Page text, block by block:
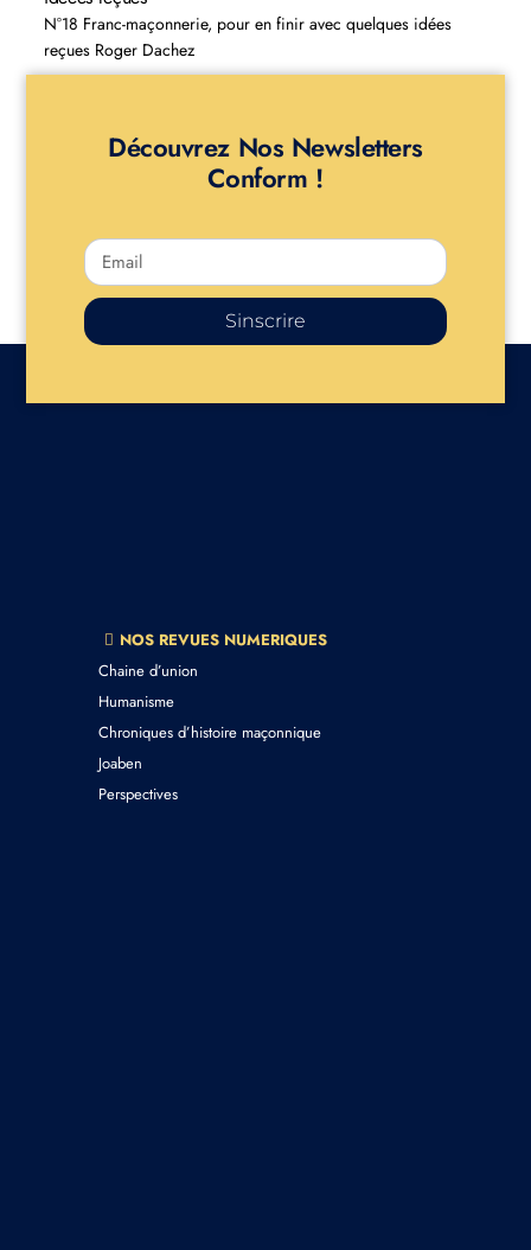
N°18 Franc-maçonnerie, pour en finir avec quelques idées
reçues Roger Dachez
Découvrez Nos Newsletters
Conform !
Sinscrire
NOS REVUES NUMERIQUES
Chaine d’union
Humanisme
Chroniques d’histoire maçonnique
Joaben
Perspectives